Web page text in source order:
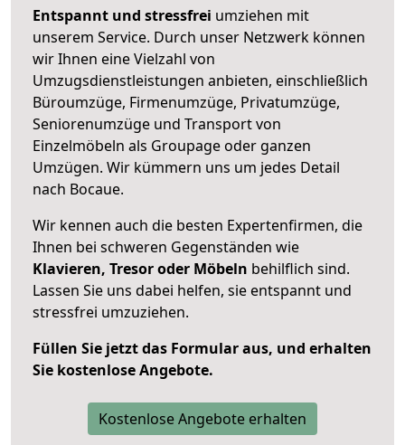
Entspannt und stressfrei umziehen mit
unserem Service. Durch unser Netzwerk können
wir Ihnen eine Vielzahl von
Umzugsdienstleistungen anbieten, einschließlich
Büroumzüge, Firmenumzüge, Privatumzüge,
Seniorenumzüge und Transport von
Einzelmöbeln als Groupage oder ganzen
Umzügen. Wir kümmern uns um jedes Detail
nach Bocaue.
Wir kennen auch die besten Expertenfirmen, die
Ihnen bei schweren Gegenständen wie
Klavieren, Tresor oder Möbeln behilflich sind.
Lassen Sie uns dabei helfen, sie entspannt und
stressfrei umzuziehen.
Füllen Sie jetzt das Formular aus, und erhalten
Sie kostenlose Angebote.
Kostenlose Angebote erhalten